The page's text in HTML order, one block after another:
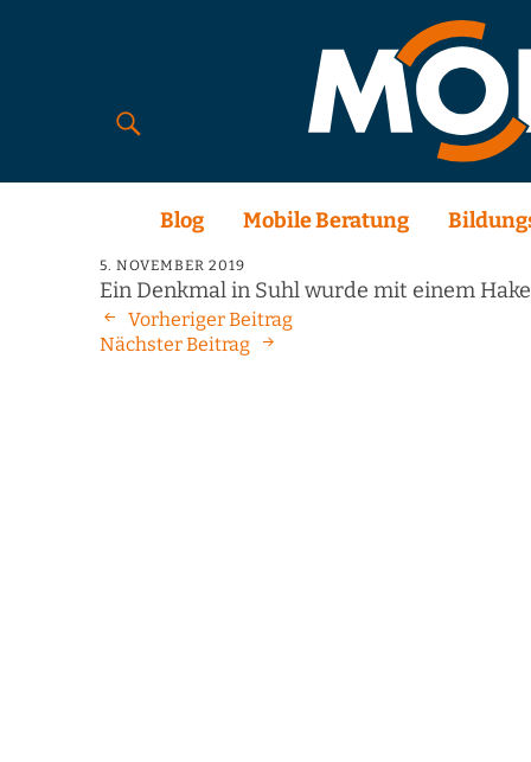
Blog Mobile Beratung
5. NOVEMBER 2019
Ein Denkmal in Suhl wurde mit einem
Vorheriger Beitrag
Nächster Beitrag